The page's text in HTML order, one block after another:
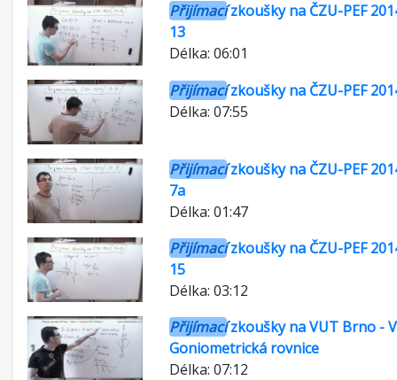
Přijímacízkoušky na ČZU-PEF
13
Délka: 06:01
Přijímacízkoušky na ČZU-PEF
Délka: 07:55
Přijímacízkoušky na ČZU-PEF
7a
Délka: 01:47
Přijímacízkoušky na ČZU-PEF
15
Délka: 03:12
Přijímacízkoušky na VUT Brno -
Goniometrická rovnice
Délka: 07:12